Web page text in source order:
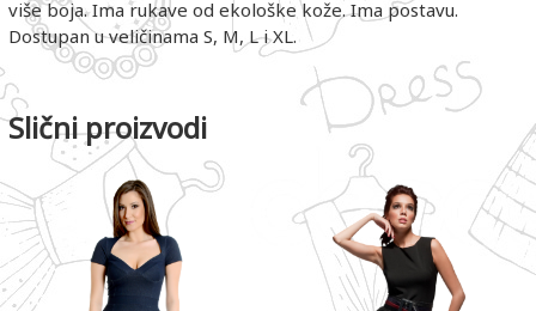
više boja. Ima rukave od ekološke kože. Ima postavu.
Dostupan u veličinama S, M, L i XL.
Slični proizvodi